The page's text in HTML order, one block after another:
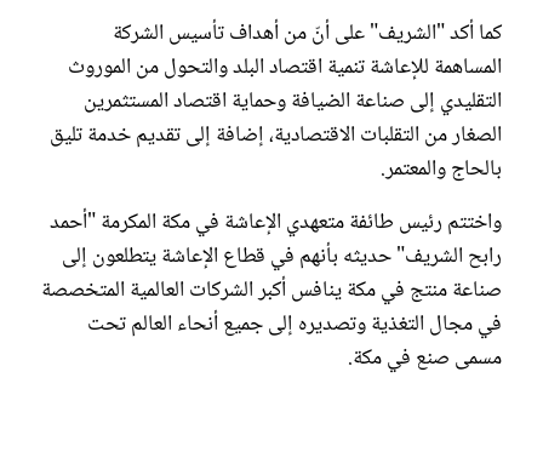
كما أكد "الشريف" على أنّ من أهداف تأسيس الشركة
المساهمة للإعاشة تنمية اقتصاد البلد والتحول من الموروث
التقليدي إلى صناعة الضيافة وحماية اقتصاد المستثمرين
الصغار من التقلبات الاقتصادية، إضافة إلى تقديم خدمة تليق
بالحاج والمعتمر.
واختتم رئيس طائفة متعهدي الإعاشة في مكة المكرمة "أحمد
رابح الشريف" حديثه بأنهم في قطاع الإعاشة يتطلعون إلى
صناعة منتج في مكة ينافس أكبر الشركات العالمية المتخصصة
في مجال التغذية وتصديره إلى جميع أنحاء العالم تحت
مسمى صنع في مكة.